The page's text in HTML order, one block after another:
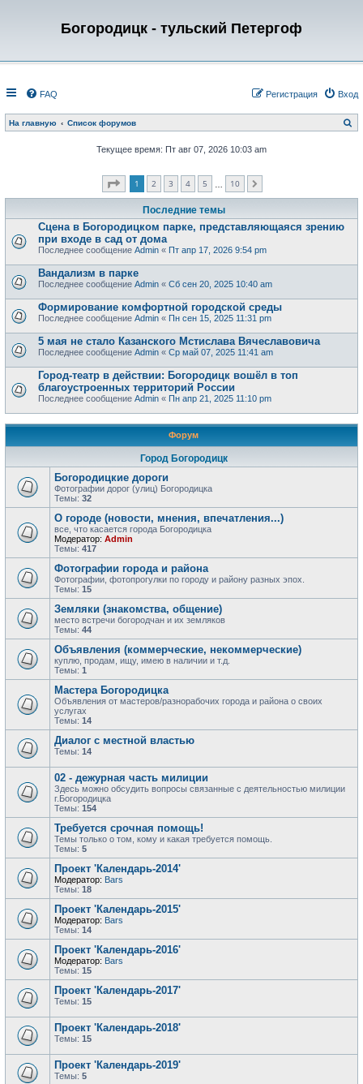
Богородицк - тульский Петергоф
FAQ Вход
Регистрация
На главную Список форумов
о
Текущее время: Пт авг 07, 2026 10:03 am
Страница из
1 2 3 4 5 10
Последние темы
Сцена в Богородицком парке, представляющаяся зрению
при входе в сад от дома
Последнее сообщение Admin « Пт апр 17, 2026 9:54 pm
Вандализм в парке
Последнее сообщение Admin « Сб сен 20, 2025 10:40 am
Формирование комфортной городской среды
Последнее сообщение Admin « Пн сен 15, 2025 11:31 pm
5 мая не стало Казанского Мстислава Вячеславовича
Последнее сообщение Admin « Ср май 07, 2025 11:41 am
Город-театр в действии: Богородицк вошёл в топ
благоустроенных территорий России
Последнее сообщение Admin « Пн апр 21, 2025 11:10 pm
Форум
Город Богородицк
Богородицкие дороги
Фотографии дорог (улиц) Богородицка
Темы: 32
О городе (новости, мнения, впечатления...)
все, что касается города Богородицка
Модератор: Admin
Темы: 417
Фотографии города и района
Фотографии, фотопрогулки по городу и району разных эпох.
Темы: 15
Земляки (знакомства, общение)
место встречи богородчан и их земляков
Темы: 44
Объявления (коммерческие, некоммерческие)
куплю, продам, ищу, имею в наличии и т.д.
Темы: 1
Мастера Богородицка
Объявления от мастеров/разнорабочих города и района о своих
услугах
Темы: 14
Диалог с местной властью
Темы: 14
02 - дежурная часть милиции
Здесь можно обсудить вопросы связанные с деятельностью милиции
г.Богородицка
Темы: 154
Требуется срочная помощь!
Темы только о том, кому и какая требуется помощь.
Темы: 5
Проект 'Календарь-2014'
Модератор: Bars
Темы: 18
Проект 'Календарь-2015'
Модератор: Bars
Темы: 14
Проект 'Календарь-2016'
Модератор: Bars
Темы: 15
Проект 'Календарь-2017'
Темы: 15
Проект 'Календарь-2018'
Темы: 15
Проект 'Календарь-2019'
Темы: 5